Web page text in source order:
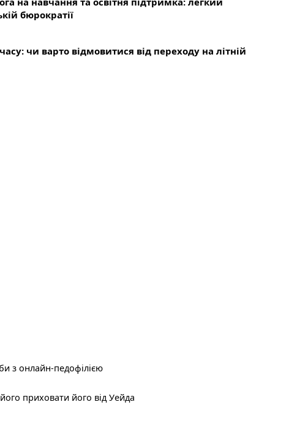
бюрократії
чи варто відмовитися від переходу на літній
з онлайн-педофілією
приховати його від Уейда